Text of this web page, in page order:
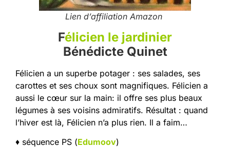
Lien d’affiliation Amazon
Félicien le jardinier
Bénédicte Quinet
Félicien a un superbe potager : ses salades, ses
carottes et ses choux sont magnifiques. Félicien a
aussi le cœur sur la main: il offre ses plus beaux
légumes à ses voisins admiratifs. Résultat : quand
l’hiver est là, Félicien n’a plus rien. Il a faim…
♦ séquence PS (Edumoov)